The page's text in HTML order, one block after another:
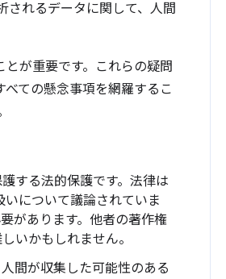
されるデータに関して、人間
が重要です。これらの疑問
べての懸念事項を網羅するこ
する法的保護です。法律は
について議論されていま
があります。他者の著作権
いかもしれません。
間が収集した可能性のある